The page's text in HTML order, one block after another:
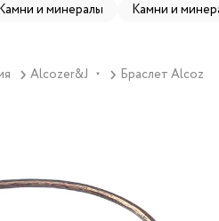
и минералы Камни и
Alcozer&J ▼ Браслет